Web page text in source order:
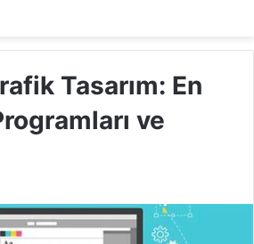
Tasarım: En
ve